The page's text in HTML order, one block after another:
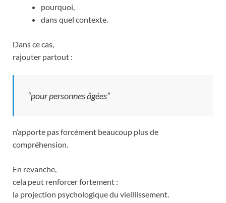
pourquoi,
dans quel contexte.
Dans ce cas,
rajouter partout :
“pour personnes âgées”
n’apporte pas forcément beaucoup plus de
compréhension.
En revanche,
cela peut renforcer fortement :
la projection psychologique du vieillissement.